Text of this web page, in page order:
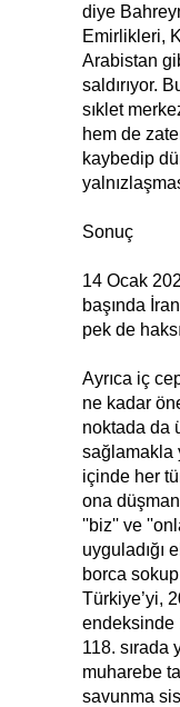
diye
Emirlikleri,
Arabistan
saldırıyor.
sıklet
hem de
kaybedip
Sonuç
14 Ocak
başında
pek de
Ayrıca iç
ne kadar
noktada da
sağlamakla
içinde her
ona
''biz'' ve
uyguladığı
borca
Türkiye’yi,
endeksinde
118. sırada
muharebe
savunma